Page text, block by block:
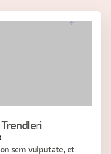
Trendleri
sem vulputate, et